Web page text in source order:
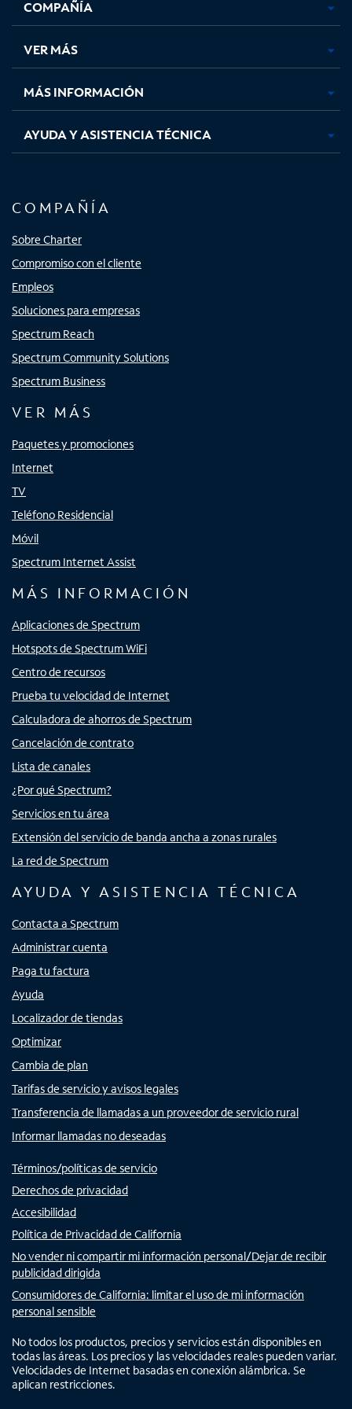
abre
en
pestaña
nueva
abre
en
pestaña
nueva
abre
en
pestaña
nueva
en
nueva
COMPAÑÍA
VER MÁS
MÁS INFORMACIÓN
AYUDA Y ASISTENCIA TÉCNICA
COMPAÑÍA
Sobre Charter
Compromiso con el cliente
Empleos
Soluciones para empresas
Spectrum Reach
Spectrum Community Solutions
Spectrum Business
VER MÁS
Paquetes y promociones
Internet
TV
Teléfono Residencial
Móvil
Spectrum Internet Assist
MÁS INFORMACIÓN
Aplicaciones de Spectrum
Hotspots de Spectrum WiFi
Centro de recursos
Prueba tu velocidad de Internet
Calculadora de ahorros de Spectrum
Cancelación de contrato
Lista de canales
¿Por qué Spectrum?
Servicios en tu área
Extensión del servicio de banda ancha a zonas rurales
La red de Spectrum
AYUDA Y ASISTENCIA TÉCNICA
Contacta a Spectrum
Administrar cuenta
Paga tu factura
Ayuda
Localizador de tiendas
Optimizar
Cambia de plan
Tarifas de servicio y avisos legales
Transferencia de llamadas a un proveedor de servicio rural
Informar llamadas no deseadas
Términos/políticas de servicio
Derechos de privacidad
Accesibilidad
Política de Privacidad de California
No vender ni compartir mi información personal/Dejar de recibir
publicidad dirigida
Consumidores de California: limitar el uso de mi información
personal sensible
No todos los productos, precios y servicios están disponibles en
todas las áreas. Los precios y las velocidades reales pueden variar.
Velocidades de Internet basadas en conexión alámbrica. Se
aplican restricciones.